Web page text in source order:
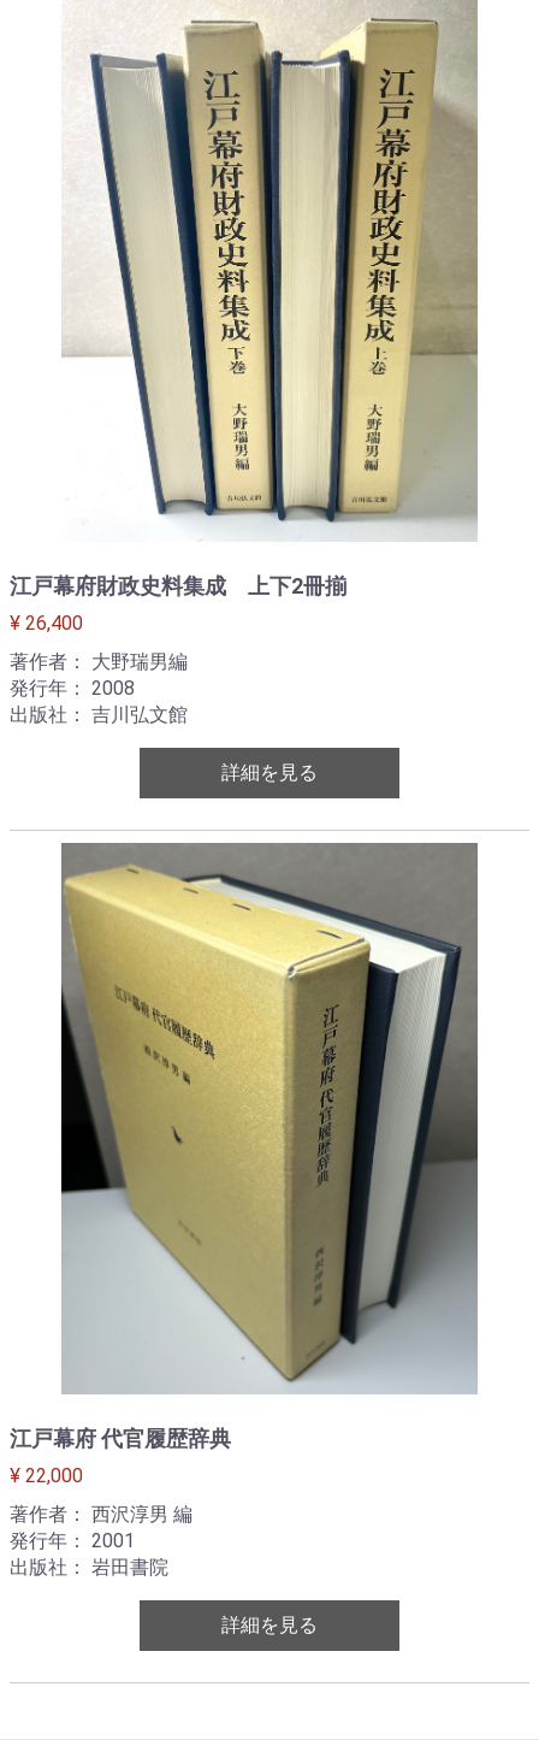
江戸幕府財政史料集成 上下2冊揃
¥ 26,400
著作者： 大野瑞男編
発行年： 2008
出版社： 吉川弘文館
詳細を見る
江戸幕府 代官履歴辞典
¥ 22,000
著作者： 西沢淳男 編
発行年： 2001
出版社： 岩田書院
詳細を見る